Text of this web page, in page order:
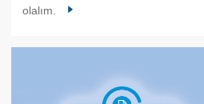
olalım.